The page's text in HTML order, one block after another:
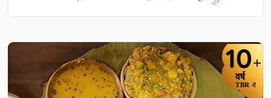
10+
वर्ष
TBR में